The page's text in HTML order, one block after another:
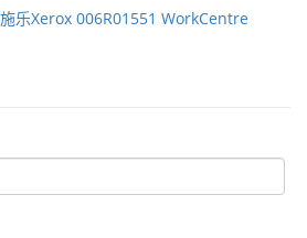
乐Xerox 006R01551 WorkCentre